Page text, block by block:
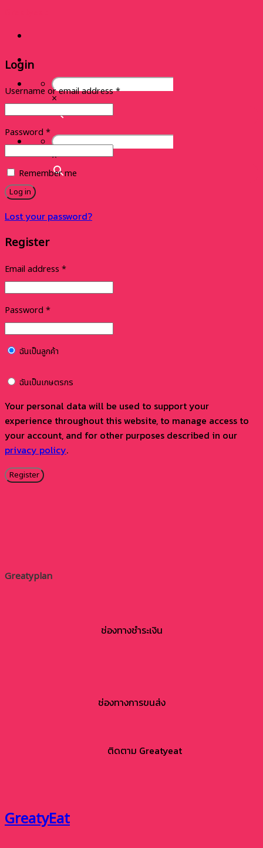
content
×
×
Login
Username or email address*
Password *
Remember me
Log in
Lost your password?
Register
Email address *
Password *
ฉันเป็นลูกค้า
ฉันเป็นเกษตรกร
Your personal data will be used to support your
experience throughout this website, to manage access to
your account, and for other purposes described in our
privacy policy.
Register
Greatyplan
ช่องทางชำระเงิน
ช่องทางการขนส่ง
ติดตาม Greatyeat
GreatyEat